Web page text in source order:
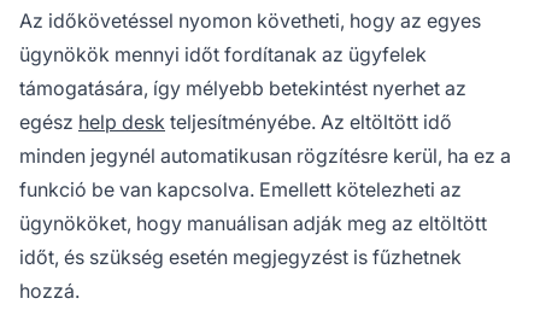
Az időkövetéssel nyomon követheti, hogy az egyes
ügynökök mennyi időt fordítanak az ügyfelek
támogatására, így mélyebb betekintést nyerhet az
egész help desk teljesítményébe. Az eltöltött idő
minden jegynél automatikusan rögzítésre kerül, ha ez a
funkció be van kapcsolva. Emellett kötelezheti az
ügynököket, hogy manuálisan adják meg az eltöltött
időt, és szükség esetén megjegyzést is fűzhetnek
hozzá.